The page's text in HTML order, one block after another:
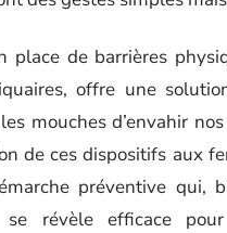
place de barrières
offre une
mouches d’envahir
de ces dispositifs aux
préventive qui,
se révèle efficace